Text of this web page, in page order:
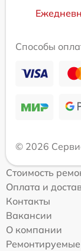
Способы
© 2026
Стоимость
Оплата и
Контакты
Вакансии
О компании